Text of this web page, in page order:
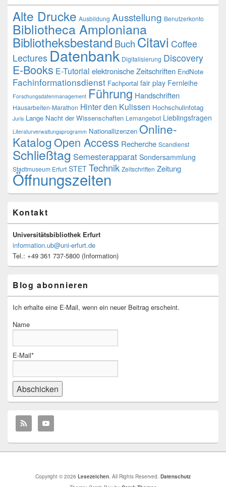
Alte Drucke Ausbildung Ausstellung Benutzerkonto
Bibliotheca Amploniana
Bibliotheksbestand Buch Citavi Coffee
Lectures Datenbank Digitalisierung Discovery
E-Books E-Tutorial elektronische Zeitschriften EndNote
Fachinformationsdienst Fachportal fair play Fernleihe
Forschungsdatenmanagement Führung Handschriften
Hausarbeiten-Marathon Hinter den Kulissen Hochschulinfotag
Juris Lange Nacht der Wissenschaften Lernangebot Lieblingsfragen
Literaturverwaltungsprogramm Nationallizenzen Online-
KatalogOpen Access Recherche Scandienst
Schließtag Semesterapparat Sondersammlung
Stadtmuseum Erfurt STET Technik Zeitschriften Zeitung
Öffnungszeiten
Kontakt
Universitätsbibliothek Erfurt
information.ub@uni-erfurt.de
Tel.: +49 361 737-5800 (Information)
Blog abonnieren
Ich erhalte eine E-Mail, wenn ein neuer Beitrag erscheint.
Name
E-Mail*
Copyright © 2026 Lesezeichen. All Rights Reserved. Datenschutz